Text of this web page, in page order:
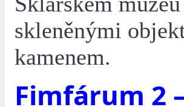
skleněnými
kamenem.
Fimfárum 2